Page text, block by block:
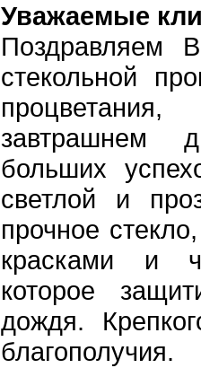
Уважаемые
Поздравляем
стекольной
завтрашнем
больших
светлой и
прочное
красками и
которое
дождя.
благополучия.